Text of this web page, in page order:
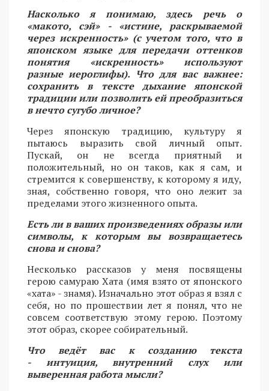
Насколько я понимаю, здесь речь о
«макото, сэй» - «истине, раскрываемой
через искренность» (с учетом того, что в
японском языке для передачи оттенков
понятия «искренность» используют
разные иероглифы). Что для вас важнее:
сохранить в тексте дыхание японской
традиции или позволить ей преобразиться
в нечто сугубо личное?
Через японскую традицию, культуру я
пытаюсь выразить свой личный опыт.
Пускай, он не всегда приятный и
положительный, но он таков, как я сам, и
стремится к совершенству, к которому я иду,
зная, собственно говоря, что оно лежит за
пределами этого жизненного опыта.
Есть ли в ваших произведениях образы или
символы, к которым вы возвращаетесь
снова и снова?
Несколько рассказов у меня посвящены
герою самураю Хата (имя взято от японского
«хата» - знамя). Изначально этот образ я взял с
себя, но по прошествии лет я понял, что не
совсем соответствую этому герою. Поэтому
этот образ, скорее собирательный.
Что ведёт вас к созданию текста
- интуиция, внутренний слух или
выверенная работа мысли?